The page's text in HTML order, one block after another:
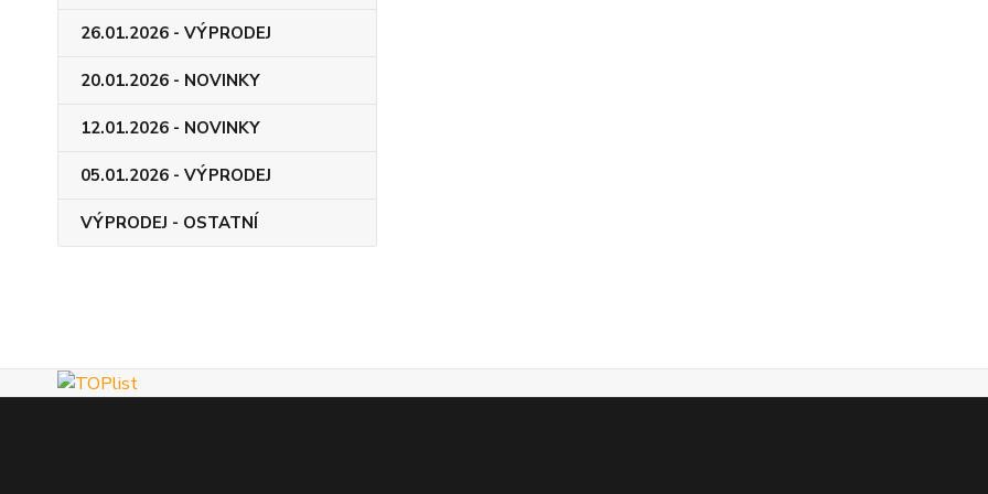
26.01.2026 - VÝPRODEJ
20.01.2026 - NOVINKY
12.01.2026 - NOVINKY
05.01.2026 - VÝPRODEJ
VÝPRODEJ - OSTATNÍ